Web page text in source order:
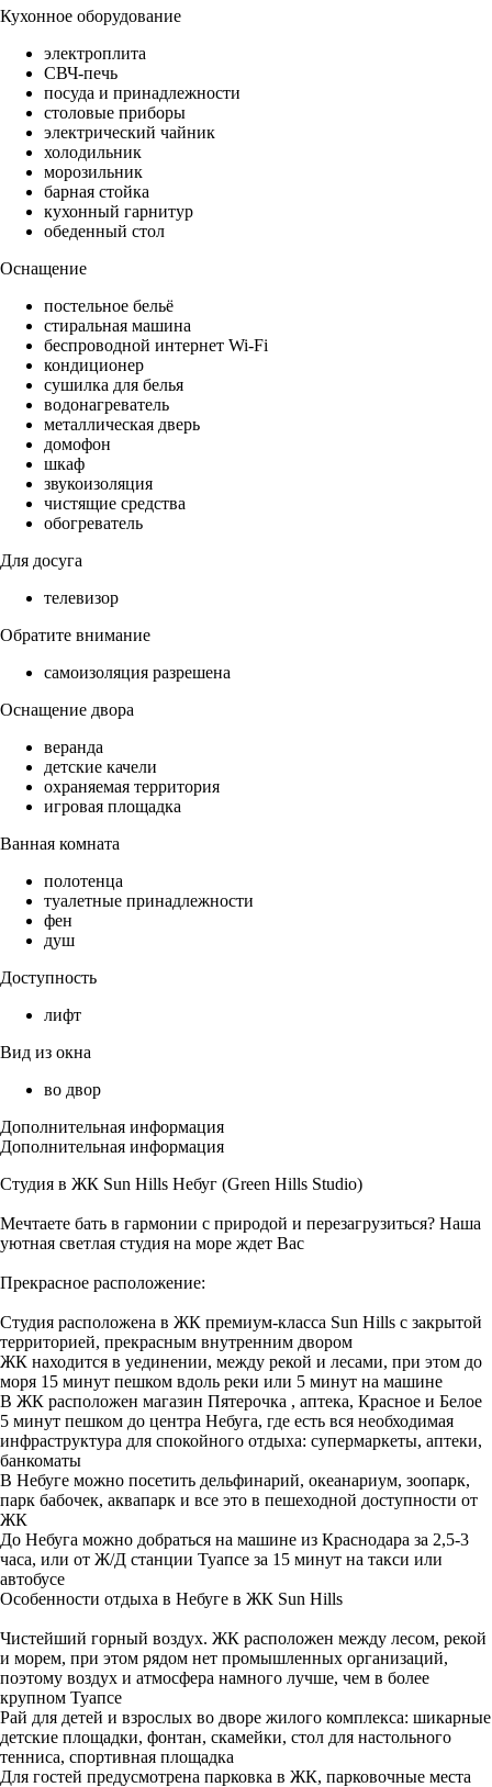
Кухонное оборудование
электроплита
СВЧ-печь
посуда и принадлежности
столовые приборы
электрический чайник
холодильник
морозильник
барная стойка
кухонный гарнитур
обеденный стол
Оснащение
постельное бельё
стиральная машина
беспроводной интернет Wi-Fi
кондиционер
сушилка для белья
водонагреватель
металлическая дверь
домофон
шкаф
звукоизоляция
чистящие средства
обогреватель
Для досуга
телевизор
Обратите внимание
самоизоляция разрешена
Оснащение двора
веранда
детские качели
охраняемая территория
игровая площадка
Ванная комната
полотенца
туалетные принадлежности
фен
душ
Доступность
лифт
Вид из окна
во двор
Дополнительная информация
Дополнительная информация
Студия в ЖК Sun Hills Небуг (Green Hills Studio)
Мечтаете бать в гармонии с природой и перезагрузиться? Наша
уютная светлая студия на море ждет Вас
Прекрасное расположение:
Студия расположена в ЖК премиум-класса Sun Hills с закрытой
территорией, прекрасным внутренним двором
ЖК находится в уединении, между рекой и лесами, при этом до
моря 15 минут пешком вдоль реки или 5 минут на машине
В ЖК расположен магазин Пятерочка , аптека, Красное и Белое
5 минут пешком до центра Небуга, где есть вся необходимая
инфраструктура для спокойного отдыха: супермаркеты, аптеки,
банкоматы
В Небуге можно посетить дельфинарий, океанариум, зоопарк,
парк бабочек, аквапарк и все это в пешеходной доступности от
ЖК
До Небуга можно добраться на машине из Краснодара за 2,5-3
часа, или от Ж/Д станции Туапсе за 15 минут на такси или
автобусе
Особенности отдыха в Небуге в ЖК Sun Hills
Чистейший горный воздух. ЖК расположен между лесом, рекой
и морем, при этом рядом нет промышленных организаций,
поэтому воздух и атмосфера намного лучше, чем в более
крупном Туапсе
Рай для детей и взрослых во дворе жилого комплекса: шикарные
детские площадки, фонтан, скамейки, стол для настольного
тенниса, спортивная площадка
Для гостей предусмотрена парковка в ЖК, парковочные места